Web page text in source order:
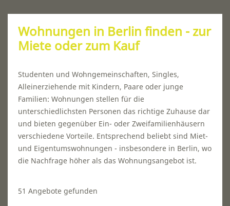
Wohnungen in Berlin finden - zur
Miete oder zum Kauf
Studenten und Wohngemeinschaften, Singles,
Alleinerziehende mit Kindern, Paare oder junge
Familien: Wohnungen stellen für die
unterschiedlichsten Personen das richtige Zuhause dar
und bieten gegenüber Ein- oder Zweifamilienhäusern
verschiedene Vorteile. Entsprechend beliebt sind Miet-
und Eigentumswohnungen - insbesondere in Berlin, wo
die Nachfrage höher als das Wohnungsangebot ist.
51 Angebote gefunden